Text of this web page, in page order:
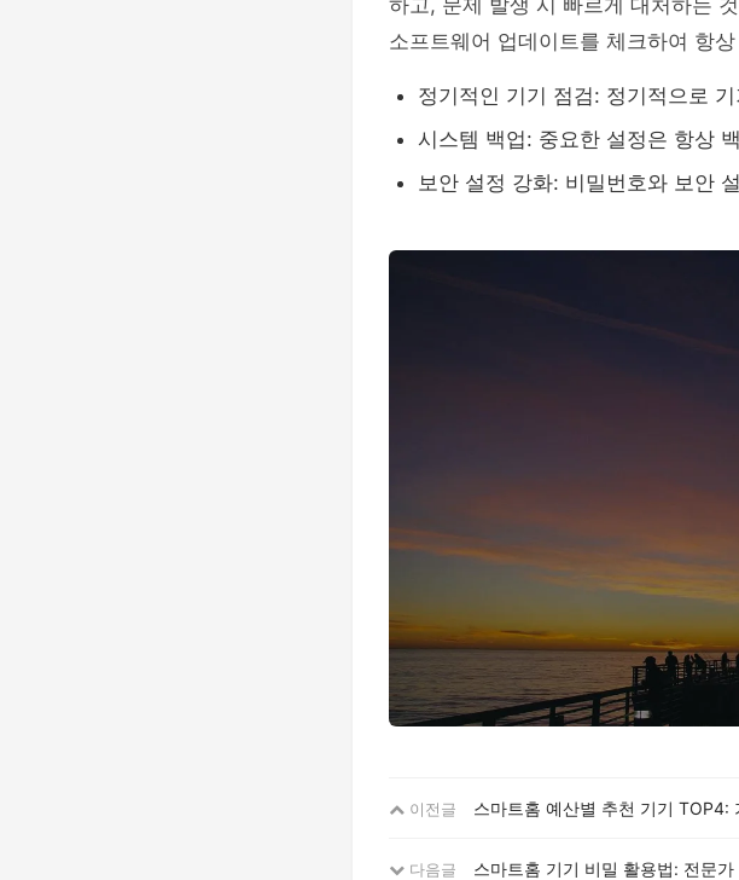
하고, 문제 발생 시 빠르게 대처하는
소프트웨어 업데이트를 체크하여 항
정기적인 기기 점검: 정기적으로
시스템 백업: 중요한 설정은 항상
보안 설정 강화: 비밀번호와 보안
이전글 스마트홈 예산별 추천 기기 TOP4:
다음글 스마트홈 기기 비밀 활용법: 전문가